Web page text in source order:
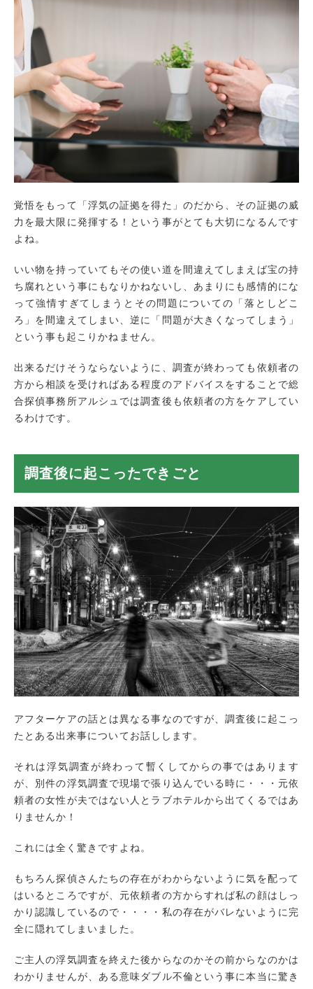
覚悟をもって「浮気の証拠を得た」のだから、その証拠の威
力を最大限に発揮する！という事がとても大切になるんです
よね。
いい物を持っていてもその使い道を間違えてしまえば宝の持
ち腐れという事にもなりかねないし、あまりにも感情的にな
って強情すぎてしまうとその問題についての「落としどこ
ろ」を間違えてしまい、逆に「問題が大きくなってしまう」
という事も起こりかねません。
出来るだけそうならないように、調査が終わっても依頼者の
方から相談を受ければある程度のアドバイスをすることで総
合探偵事務所アルシュでは調査後も依頼者の方をケアしてい
るわけです。
調査後に起こったできごと
アフターケアの話とは異なる事なのですが、調査後に起こっ
たとある出来事についてお話しします。
それは浮気調査が終わって暫くしてからの事ではあります
が、別件の浮気調査で現場で張り込んでいる時に・・・元依
頼者の女性が夫ではない人とラブホテルから出てくるではあ
りませんか！
これには全く驚きですよね。
もちろん探偵さんたちの存在がわからないように気を配って
はいるところですが、元依頼者の方からすれば私の顔はしっ
かり認識しているので・・・・私の存在がバレないように完
全に隠れてしまいました。
ご主人の浮気調査を終えた後からなのかその前からなのかは
わかりませんが、ある意味ダブル不倫という事に本当に驚き